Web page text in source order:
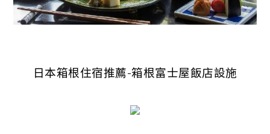
日本箱根住宿推薦-箱根富士屋飯店設施